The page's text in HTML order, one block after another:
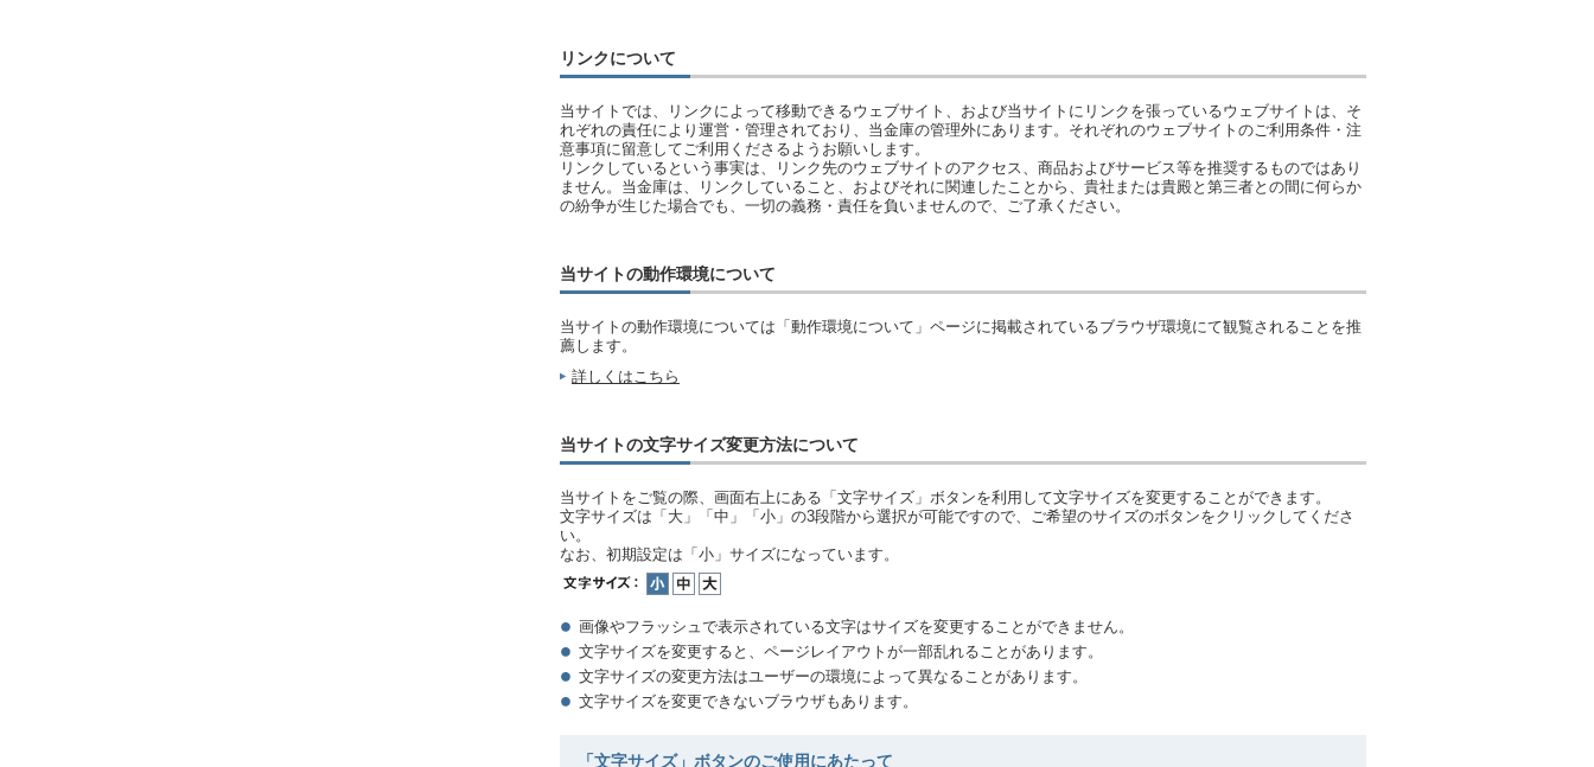
リンクについて
当サイトでは、リンクによって移動できるウェブサイト、および当サイトにリンクを張っているウェブサイトは、そ
れぞれの責任により運営・管理されており、当金庫の管理外にあります。それぞれのウェブサイトのご利用条件・注
意事項に留意してご利用くださるようお願いします。
リンクしているという事実は、リンク先のウェブサイトのアクセス、商品およびサービス等を推奨するものではあり
ません。当金庫は、リンクしていること、およびそれに関連したことから、貴社または貴殿と第三者との間に何らか
の紛争が生じた場合でも、一切の義務・責任を負いませんので、ご了承ください。
当サイトの動作環境について
当サイトの動作環境については「動作環境について」ページに掲載されているブラウザ環境にて観覧されることを推
薦します。
詳しくはこちら
当サイトの文字サイズ変更方法について
当サイトをご覧の際、画面右上にある「文字サイズ」ボタンを利用して文字サイズを変更することができます。
文字サイズは「大」「中」「小」の3段階から選択が可能ですので、ご希望のサイズのボタンをクリックしてくださ
い。
なお、初期設定は「小」サイズになっています。
画像やフラッシュで表示されている文字はサイズを変更することができません。
文字サイズを変更すると、ページレイアウトが一部乱れることがあります。
文字サイズの変更方法はユーザーの環境によって異なることがあります。
文字サイズを変更できないブラウザもあります。
「文字サイズ」ボタンのご使用にあたって